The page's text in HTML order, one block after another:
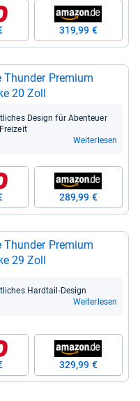
319,99 €
Thun­der Pre­mium
20 Zoll
Design für Aben­teuer
Weiterlesen
289,99 €
Thun­der Pre­mium
29 Zoll
Hard­tail-​Design
Weiterlesen
329,99 €